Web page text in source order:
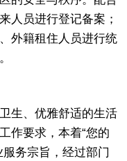
人员进行登记备案；
外籍租住人员进行统
、优雅舒适的生活
作要求，本着“您的
务宗旨，经过部门